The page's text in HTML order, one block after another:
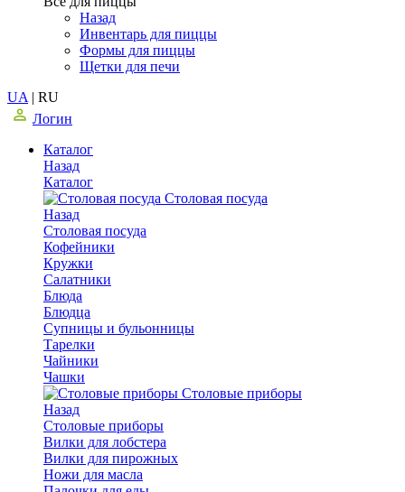
Назад
Инвентарь для пиццы
Формы для пиццы
Щетки для печи
UA | RU
Логин
Каталог
Назад
Каталог
Столовая посуда
Назад
Столовая посуда
Кофейники
Кружки
Салатники
Блюда
Блюдца
Супницы и бульонницы
Тарелки
Чайники
Чашки
Cтоловые приборы
Назад
Cтоловые приборы
Вилки для лобстера
Вилки для пирожных
Ножи для масла